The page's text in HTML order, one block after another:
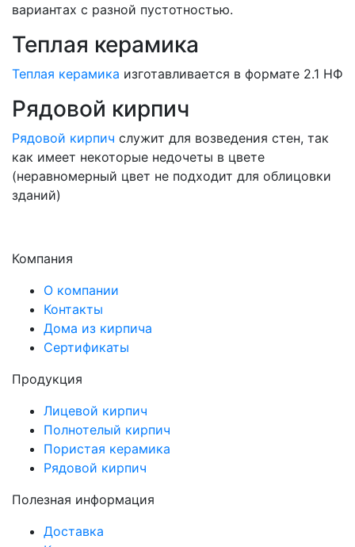
вариантах с разной пустотностью.
Теплая керамика
Теплая керамика изготавливается в формате 2.1 НФ
Рядовой кирпич
Рядовой кирпич служит для возведения стен, так
как имеет некоторые недочеты в цвете
(неравномерный цвет не подходит для облицовки
зданий)
Компания
О компании
Контакты
Дома из кирпича
Сертификаты
Продукция
Лицевой кирпич
Полнотелый кирпич
Пористая керамика
Рядовой кирпич
Полезная информация
Доставка